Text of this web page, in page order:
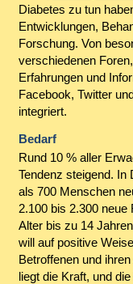
Diabetes zu tun
Entwicklungen,
Forschung. Von
verschiedenen
Erfahrungen und
Facebook, Twitter
integriert.
Bedarf
Rund 10 % aller
Tendenz steigend. In
als 700 Menschen
2.100 bis 2.300 neue
Alter bis zu 14
will auf positive
Betroffenen und
liegt die Kraft, und